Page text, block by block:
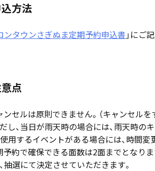
方法
ンタウンさぎぬま定期予約申込書 」にご
点
ンセルは原則できません。（キャンセル
し、当日が雨天時の場合には、雨天時の
使用するイベントがある場合には、時間
予約で確保できる面数は2面までとなり
抽選にて決定させていただきます。